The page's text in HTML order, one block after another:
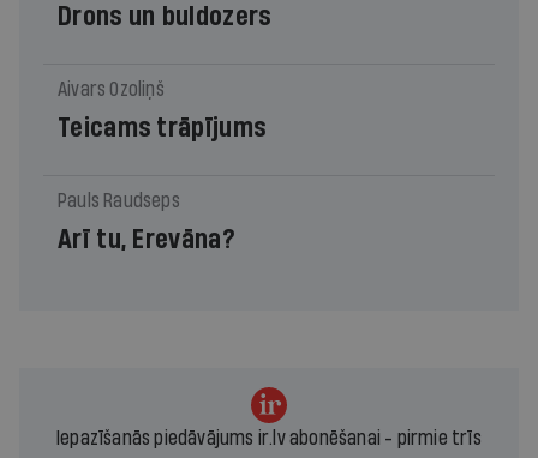
Drons un buldozers
Aivars Ozoliņš
Teicams trāpījums
Pauls Raudseps
Arī tu, Erevāna?
Iepazīšanās piedāvājums ir.lv abonēšanai - pirmie trīs